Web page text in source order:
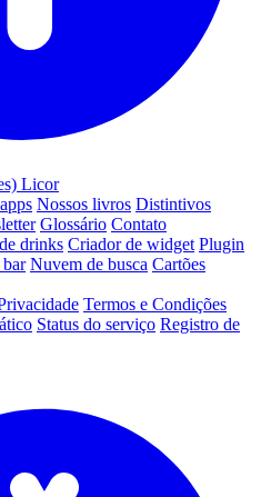
Licor
Nossos livros Distintivos
Glossário Contato
drinks Criador de widget Plugin
Nuvem de busca Cartões
Termos e Condições
Status do serviço Registro de